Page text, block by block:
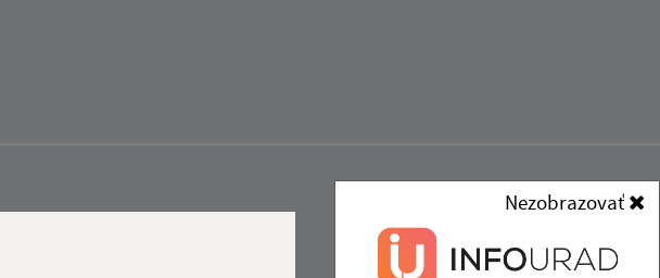
Nezobrazovať